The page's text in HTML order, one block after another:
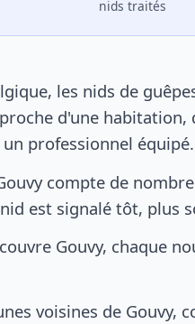
nids traités
les nids de
d'une habitation,
professionnel équipé.
compte de
est signalé tôt, plus
Gouvy, chaque
voisines de Gouvy,